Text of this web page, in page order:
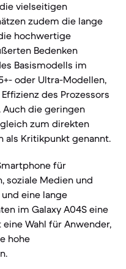
vielseitigen
zudem die lange
hochwertige
Bedenken
Basismodells im
oder Ultra-Modellen,
des Prozessors
die geringen
zum direkten
als Kritikpunkt genannt.
für
soziale Medien und
eine lange
im Galaxy A04S eine
Wahl für Anwender,
hohe